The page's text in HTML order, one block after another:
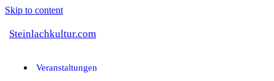
Skip to content
Steinlachkultur.com
Veranstaltungen